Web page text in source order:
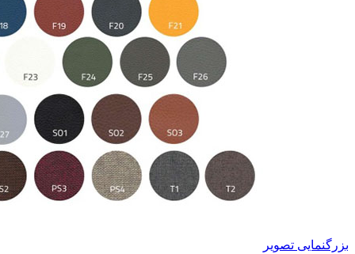
بزرگنمایی تصویر